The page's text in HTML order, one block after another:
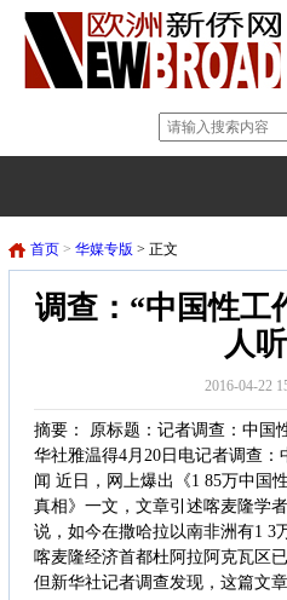
首页 > 华媒专版 > 正文
调查：“中国性工
人
2016-04-22
摘要： 原标题：记者调查：中国
华社雅温得4月20日电记者调查
闻 近日，网上爆出《1 85万中国
真相》一文，文章引述喀麦隆学
说，如今在撒哈拉以南非洲有1 3
喀麦隆经济首都杜阿拉阿克瓦区
但新华社记者调查发现，这篇文